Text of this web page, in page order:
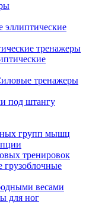
эллиптические
тренажеры
тренажеры
под штангу
групп мышц
тренировок
грузоблочные
весами
для ног